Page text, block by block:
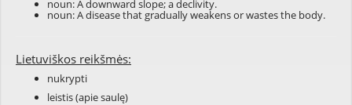
noun: A downward slope; a declivity.
noun: A disease that gradually weakens or wastes the body.
Lietuviškos reikšmės:
nukrypti
leistis (apie saulę)